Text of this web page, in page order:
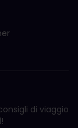
di viaggio